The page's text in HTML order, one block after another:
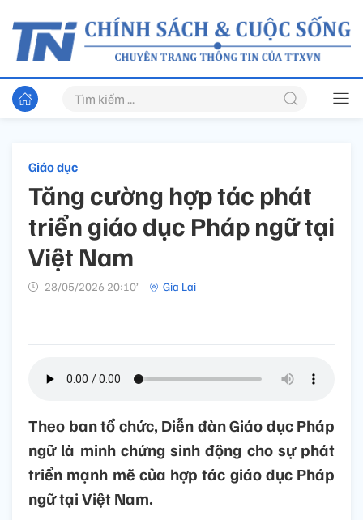
Giáo dục
Tăng cường hợp tác phát
triển giáo dục Pháp ngữ tại
Việt Nam
28/05/2026 20:10’ Gia Lai
Theo ban tổ chức, Diễn đàn Giáo dục Pháp
ngữ là minh chứng sinh động cho sự phát
triển mạnh mẽ của hợp tác giáo dục Pháp
ngữ tại Việt Nam.